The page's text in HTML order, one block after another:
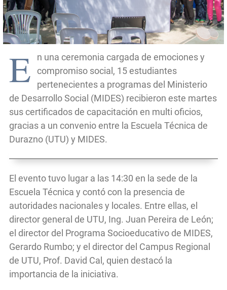
E
n una ceremonia cargada de emociones y
compromiso social, 15 estudiantes
pertenecientes a programas del Ministerio
de Desarrollo Social (MIDES) recibieron este martes
sus certificados de capacitación en multi oficios,
gracias a un convenio entre la Escuela Técnica de
Durazno (UTU) y MIDES.
El evento tuvo lugar a las 14:30 en la sede de la
Escuela Técnica y contó con la presencia de
autoridades nacionales y locales. Entre ellas, el
director general de UTU, Ing. Juan Pereira de León;
el director del Programa Socioeducativo de MIDES,
Gerardo Rumbo; y el director del Campus Regional
de UTU, Prof. David Cal, quien destacó la
importancia de la iniciativa.